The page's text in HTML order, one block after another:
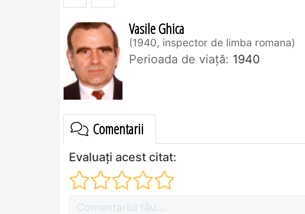
Vasile Ghica
1940, inspector de limba romana
Perioada de viaţă: 1940
Comentarii
Evaluați acest citat: